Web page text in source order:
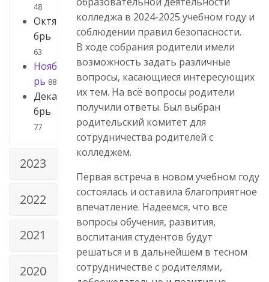
48
Октя
брь
63
Нояб
рь 88
Дека
брь
77
2023
2022
2021
2020
колледжа в 2024-2025 учебном году и
соблюдении правил безопасности.
В ходе собрания родители имели
возможность задать различные
вопросы, касающиеся интересующих
их тем. На всё вопросы родители
получили ответы. Был выбран
родительский комитет для
сотрудничества родителей с
колледжем.
Первая встреча в новом учебном году
состоялась и оставила благоприятное
впечатление. Надеемся, что все
вопросы обучения, развития,
воспитания студентов будут
решаться и в дальнейшем в тесном
сотрудничестве с родителями,